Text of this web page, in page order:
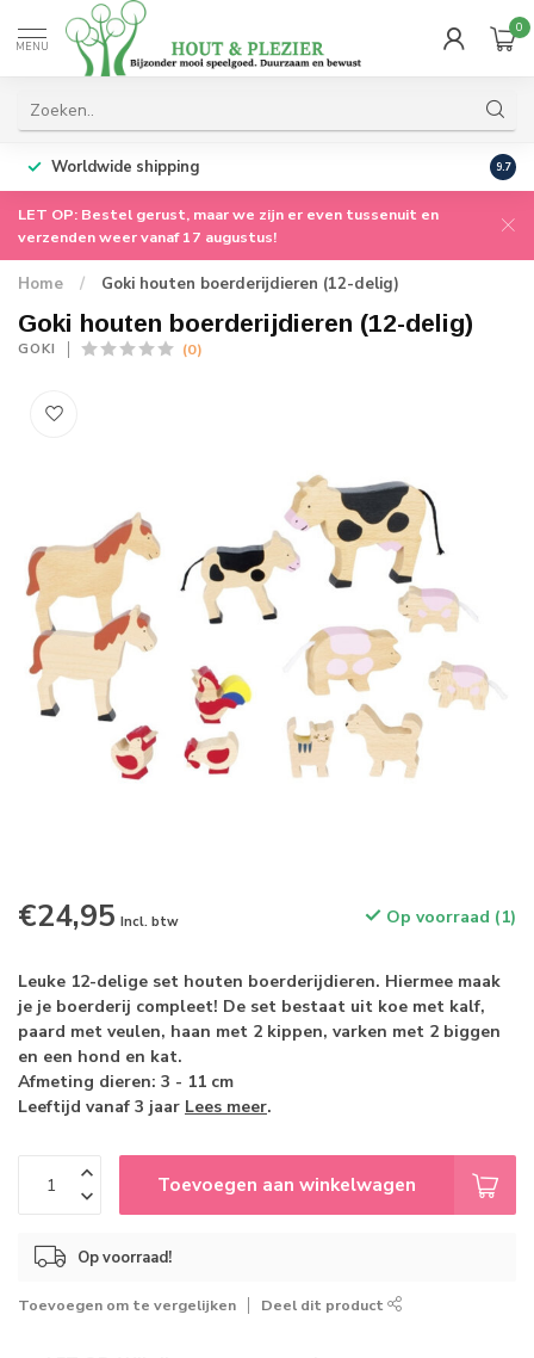
MENU
0
Worldwide shipping 9.7
LET OP: Bestel gerust, maar we zijn er even tussenuit en
verzenden weer vanaf 17 augustus!
Home / Goki houten boerderijdieren (12-delig)
Goki houten boerderijdieren (12-delig)
GOKI (0)
€24,95 Incl. btw Op voorraad (1)
Leuke 12-delige set houten boerderijdieren. Hiermee maak
je je boerderij compleet! De set bestaat uit koe met kalf,
paard met veulen, haan met 2 kippen, varken met 2 biggen
en een hond en kat.
Afmeting dieren: 3 - 11 cm
Leeftijd vanaf 3 jaar Lees meer.
Toevoegen aan winkelwagen
Op voorraad!
Toevoegen om te vergelijken Deel dit product